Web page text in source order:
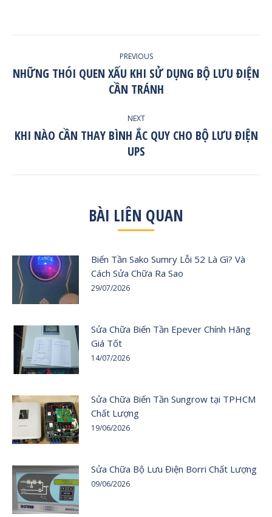
NAVIGATION
PREVIOUS
Previous
post:
NHỮNG THÓI QUEN XẤU KHI SỬ DỤNG BỘ LƯU ĐIỆN
CẦN TRÁNH
NEXT
Next
post:
KHI NÀO CẦN THAY BÌNH ẮC QUY CHO BỘ LƯU ĐIỆN
UPS
BÀI LIÊN QUAN
Biến Tần Sako Sumry Lỗi 52 Là Gì? Và
Cách Sửa Chữa Ra Sao
29/07/2026
Sửa Chữa Biến Tần Epever Chính Hãng
Giá Tốt
14/07/2026
Sửa Chữa Biến Tần Sungrow tại TPHCM
Chất Lượng
19/06/2026
Sửa Chữa Bộ Lưu Điện Borri Chất Lượng
09/06/2026